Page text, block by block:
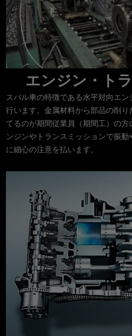
エンジン・ト
スバル車の特徴である水平対向エ
行います。金属材料から部品の削
てるのが期間従業員（期間工）の
ンジンやトランスミッションで振
に細心の注意を払います。